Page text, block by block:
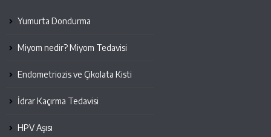
Yumurta Dondurma
Miyom nedir? Miyom Tedavisi
Endometriozis ve Çikolata Kisti
İdrar Kaçırma Tedavisi
HPV Aşısı